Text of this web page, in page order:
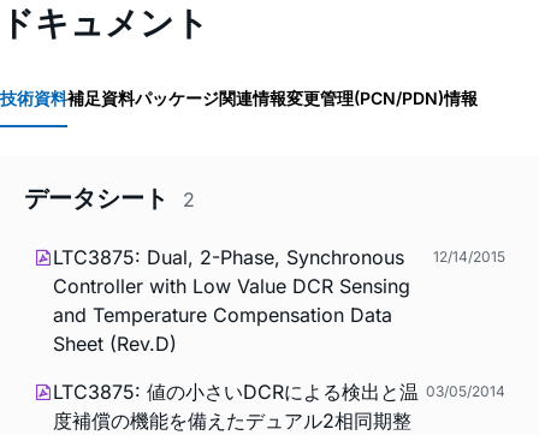
ドキュメント
技術資料補足資料パッケージ関連情報変更管理(PCN/PDN)情報
データシート 2
LTC3875: Dual, 2-Phase, Synchronous
Controller with Low Value DCR Sensing
and Temperature Compensation Data
Sheet (Rev.D)
12/14/2015
LTC3875: 値の小さいDCRによる検出と温
度補償の機能を備えたデュアル2相同期整
03/05/2014